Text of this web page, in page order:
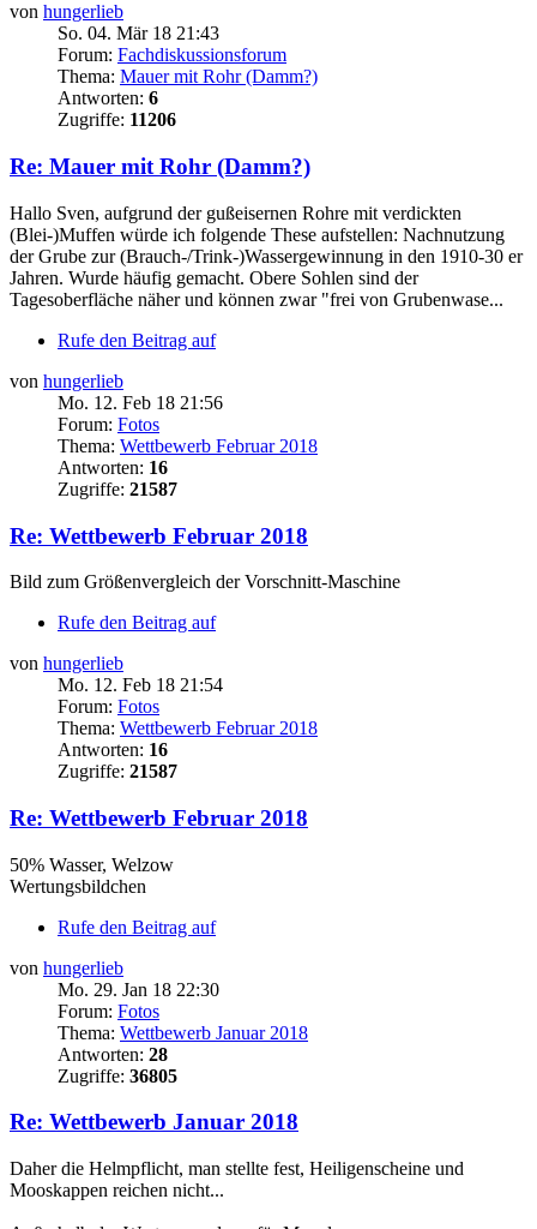
von hungerlieb
So. 04. Mär 18 21:43
Forum: Fachdiskussionsforum
Thema: Mauer mit Rohr (Damm?)
Antworten: 6
Zugriffe: 11206
Re: Mauer mit Rohr (Damm?)
Hallo Sven, aufgrund der gußeisernen Rohre mit verdickten
(Blei-)Muffen würde ich folgende These aufstellen: Nachnutzung
der Grube zur (Brauch-/Trink-)Wassergewinnung in den 1910-30 er
Jahren. Wurde häufig gemacht. Obere Sohlen sind der
Tagesoberfläche näher und können zwar "frei von Grubenwase...
Rufe den Beitrag auf
von hungerlieb
Mo. 12. Feb 18 21:56
Forum: Fotos
Thema: Wettbewerb Februar 2018
Antworten: 16
Zugriffe: 21587
Re: Wettbewerb Februar 2018
Bild zum Größenvergleich der Vorschnitt-Maschine
Rufe den Beitrag auf
von hungerlieb
Mo. 12. Feb 18 21:54
Forum: Fotos
Thema: Wettbewerb Februar 2018
Antworten: 16
Zugriffe: 21587
Re: Wettbewerb Februar 2018
50% Wasser, Welzow
Wertungsbildchen
Rufe den Beitrag auf
von hungerlieb
Mo. 29. Jan 18 22:30
Forum: Fotos
Thema: Wettbewerb Januar 2018
Antworten: 28
Zugriffe: 36805
Re: Wettbewerb Januar 2018
Daher die Helmpflicht, man stellte fest, Heiligenscheine und
Mooskappen reichen nicht...